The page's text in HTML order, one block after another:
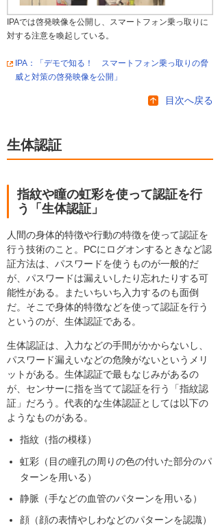
IPAでは啓発映像を公開し、スマートフォン乗っ取りに
対する注意を喚起している。
IPA：「デモで知る！ スマートフォン乗っ取りの脅
威と対策の啓発映像を公開」
目次へ戻る
生体認証
指紋や瞳の虹彩を使って認証を行
う「生体認証」
人間の身体的特徴や行動の特徴を使って認証を
行う技術のこと。PCにログオンするときなど認
証方法は、パスワードを使うものが一般的だ
が、パスワードは漏えいしたり忘れたりする可
能性がある。またいちいち入力するのも面倒
だ。そこで身体的特徴などを使って認証を行う
というのが、生体認証である。
生体認証は、入力などの手間がかからないし、
パスワード漏えいなどの危険がないというメリ
ットがある。生体認証で最もなじみがあるの
が、センサーに指を当てて認証を行う「指紋認
証」だろう。代表的な生体認証としては以下の
ようなものがある。
指紋（指の模様）
虹彩（目の瞳孔の周りの色の付いた部分のパ
ターンを用いる）
静脈（手などの血管のパターンを用いる）
顔（顔の表情やしわなどのパターンを認識）